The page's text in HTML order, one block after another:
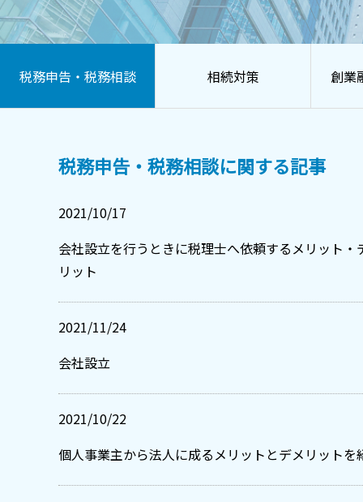
税務申告・税務相談 相続対策 創業
税務申告・税務相談に関する記事
2021/10/17
会社設立を行うときに税理士へ依頼するメリット・
リット
2021/11/24
会社設立
2021/10/22
個人事業主から法人に成るメリットとデメリットを